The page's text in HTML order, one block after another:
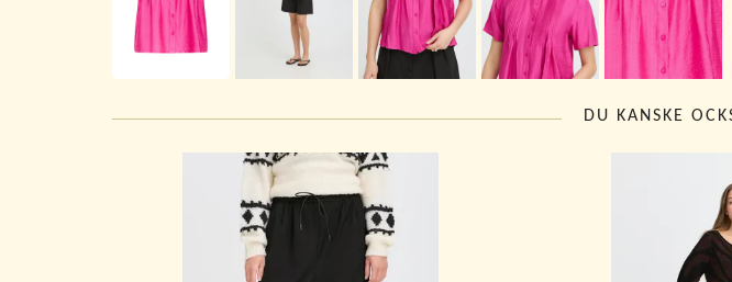
DU KANSKE